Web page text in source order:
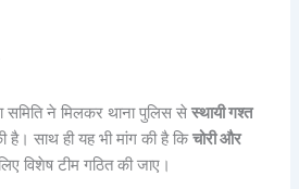
समिति ने मिलकर थाना पुलिस सेस्थायी गश्त
है। साथ ही यह भी मांग की है किचोरी और
विशेष टीम गठित की जाए।